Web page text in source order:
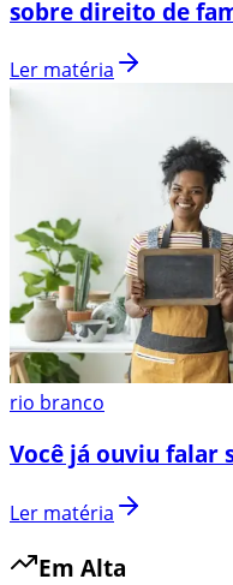
sobre direito de
Ler matéria
rio branco
Você já ouviu falar
Ler matéria
Em Alta